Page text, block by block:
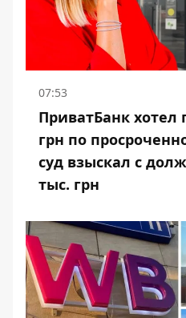
07:53
ПриватБанк хотел
грн по
суд взыскал с
тыс. грн